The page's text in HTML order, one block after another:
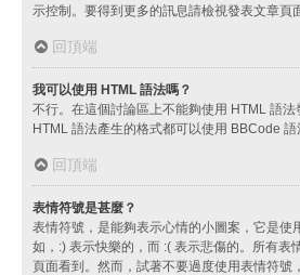
示控制。要得到更多的訊息請檢視發表文章頁
回頂端
我可以使用 HTML 語法嗎？
不行。在這個討論區上不能夠使用 HTML 語
HTML 語法產生的格式都可以使用 BBCode 語
回頂端
表情符號是甚麼？
表情符號，是能夠表示心情的小圖案，它是使
如，:) 表示快樂的，而 :( 表示悲傷的。所有表
頁面看到。然而，試著不要過度使用表情符號